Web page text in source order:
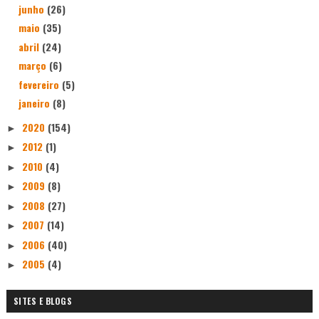
junho (26)
maio (35)
abril (24)
março (6)
fevereiro (5)
janeiro (8)
► 2020 (154)
► 2012 (1)
► 2010 (4)
► 2009 (8)
► 2008 (27)
► 2007 (14)
► 2006 (40)
► 2005 (4)
SITES E BLOGS